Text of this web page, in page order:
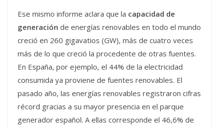
Ese mismo informe aclara que la capacidad de
generación de energías renovables en todo el mundo
creció en 260 gigavatios (GW), más de cuatro veces
más de lo que creció la procedente de otras fuentes.
En España, por ejemplo, el 44% de la electricidad
consumida ya proviene de fuentes renovables. El
pasado año, las energías renovables registraron cifras
récord gracias a su mayor presencia en el parque
generador español. A ellas corresponde el 46,6% de